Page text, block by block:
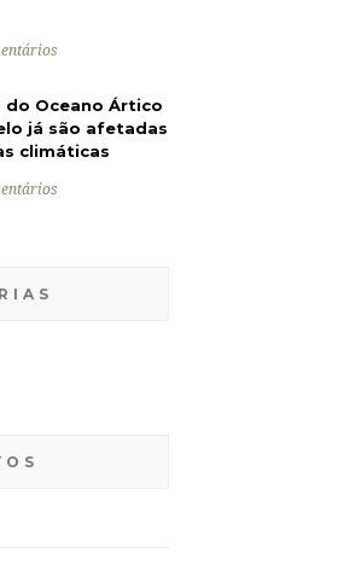
Oceano Ártico
já são afetadas
climáticas